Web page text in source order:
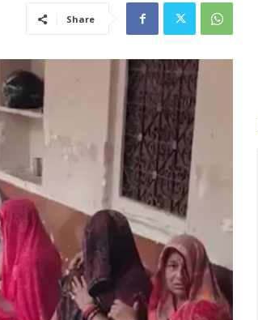
Share